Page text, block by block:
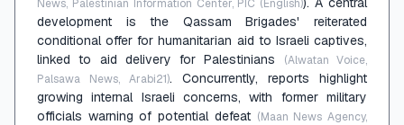
News, Palestinian Information Center, PIC (English)
development is the Qassam Brigades' reiterated
conditional offer for humanitarian aid to Israeli captives,
linked to aid delivery for Palestinians
(Alwatan Voice,
Palsawa News, Arabi21). Concurrently, reports highlight
growing internal Israeli concerns, with former military
officials warning of potential defeat (Maan News Agency,